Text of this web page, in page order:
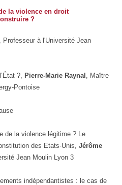
la violence en droit
?
, Professeur à l'Université Jean
?, Pierre-Marie Raynal , Maître
Pontoise
de la violence légitime ? Le
des Etats-Unis, Jérôme
Jean Moulin Lyon 3
indépendantistes : le cas de